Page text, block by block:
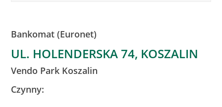
Bankomat (Euronet)
UL. HOLENDERSKA 74, KOSZALIN
Vendo Park Koszalin
Czynny: